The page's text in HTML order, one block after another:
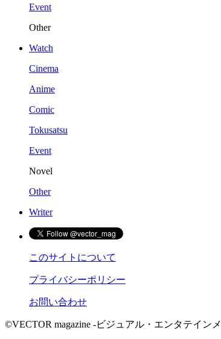
Event
Other
Watch
Cinema
Anime
Comic
Tokusatsu
Event
Novel
Other
Writer
このサイトについて
プライバシーポリシー
お問い合わせ
©VECTOR magazine -ビジュアル・エンタテイン